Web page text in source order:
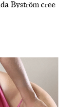
Byström cree
[…]